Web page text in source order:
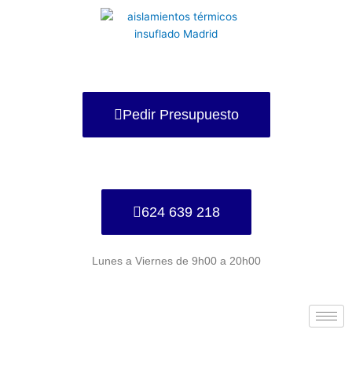
Pedir Presupuesto
624 639 218
Lunes a Viernes de 9h00 a 20h00